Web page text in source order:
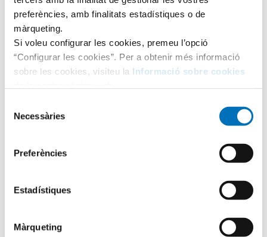
preferències, amb finalitats estadístiques o de
màrqueting.
Si voleu configurar les cookies, premeu l’opció
“Configurar les cookies”. Per a obtenir més informació
sobre les cookies, visiteu la Informació sobre cookies
Necessàries
Preferències
Estadístiques
Màrqueting
Categories
Aula Hospitalària
Testimonis